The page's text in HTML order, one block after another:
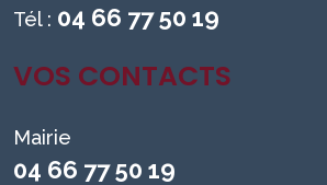
Tél : 04 66 77 50 19
VOS CONTACTS
Mairie
04 66 77 50 19